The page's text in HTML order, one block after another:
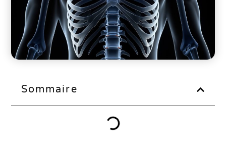
Sommaire